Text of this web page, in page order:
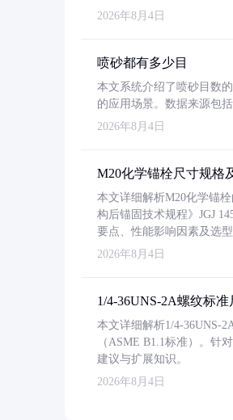
2026年8月4日
喷砂都有多少目
本文系统介绍了喷砂目数
的应用场景。数据来源包
2026年8月4日
M20化学锚栓尺寸规格
本文详细解析M20化学锚
构后锚固技术规程》JGJ
要点、性能影响因素及选
2026年8月4日
1/4-36UNS-2A螺纹标准
本文详细解析1/4-36UNS-
（ASME B1.1标准）。针
建议与扩展知识。
2026年8月4日